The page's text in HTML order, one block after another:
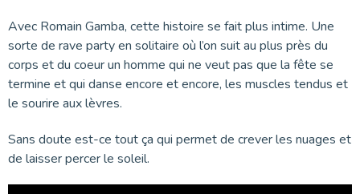
Avec Romain Gamba, cette histoire se fait plus intime. Une
sorte de rave party en solitaire où l’on suit au plus près du
corps et du coeur un homme qui ne veut pas que la fête se
termine et qui danse encore et encore, les muscles tendus et
le sourire aux lèvres.
Sans doute est-ce tout ça qui permet de crever les nuages et
de laisser percer le soleil.